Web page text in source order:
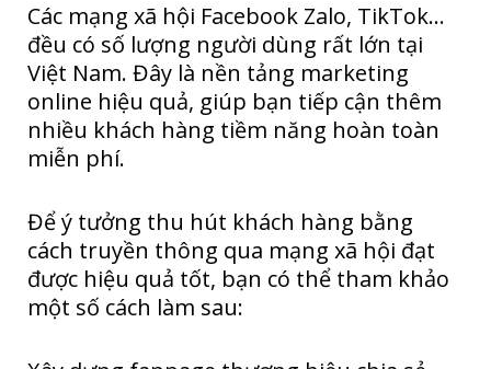
Các mạng xã hội Facebook Zalo, TikTok…
đều có số lượng người dùng rất lớn tại
Việt Nam. Đây là nền tảng marketing
online hiệu quả, giúp bạn tiếp cận thêm
nhiều khách hàng tiềm năng hoàn toàn
miễn phí.
Để ý tưởng thu hút khách hàng bằng
cách truyền thông qua mạng xã hội đạt
được hiệu quả tốt, bạn có thể tham khảo
một số cách làm sau: